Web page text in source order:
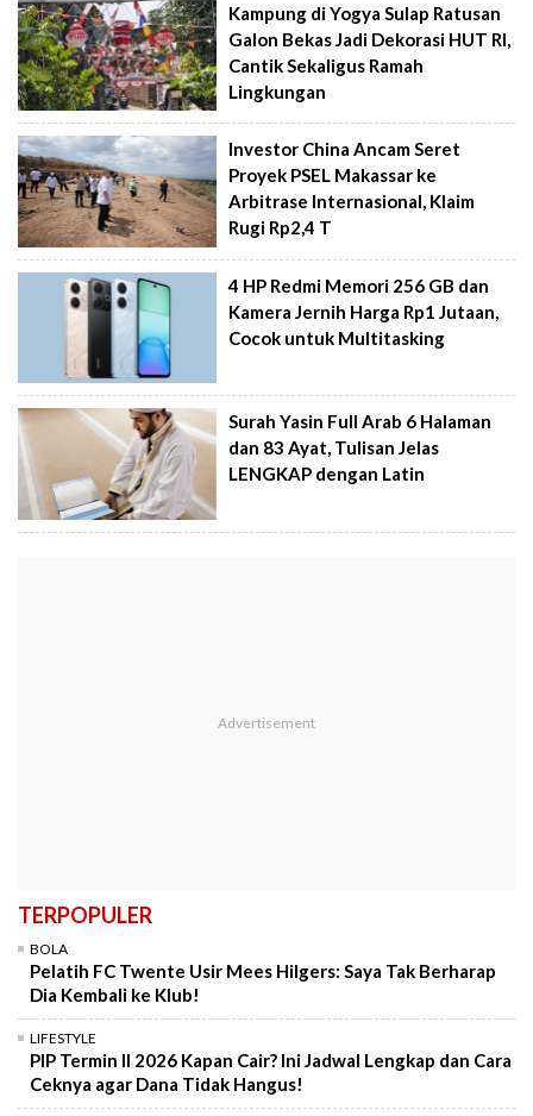
Kampung di Yogya Sulap Ratusan
Galon Bekas Jadi Dekorasi HUT RI,
Cantik Sekaligus Ramah
Lingkungan
Investor China Ancam Seret
Proyek PSEL Makassar ke
Arbitrase Internasional, Klaim
Rugi Rp2,4 T
4 HP Redmi Memori 256 GB dan
Kamera Jernih Harga Rp1 Jutaan,
Cocok untuk Multitasking
Surah Yasin Full Arab 6 Halaman
dan 83 Ayat, Tulisan Jelas
LENGKAP dengan Latin
TERPOPULER
BOLA
Pelatih FC Twente Usir Mees Hilgers: Saya Tak Berharap
Dia Kembali ke Klub!
LIFESTYLE
PIP Termin II 2026 Kapan Cair? Ini Jadwal Lengkap dan Cara
Ceknya agar Dana Tidak Hangus!